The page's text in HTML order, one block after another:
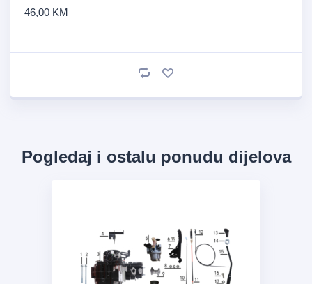
46,00 KM
Pogledaj i ostalu ponudu dijelova